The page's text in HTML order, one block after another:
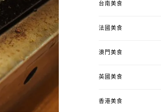
台南美食
法國美食
澳門美食
英國美食
香港美食